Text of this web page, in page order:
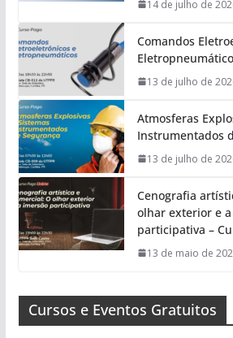
14 de julho de
Comandos
13 de julho de
Atmosferas
Instrumentados
13 de julho de
Cenografia
olhar exterior e
participativa –
13 de maio de
Cursos e Eventos Gratuitos